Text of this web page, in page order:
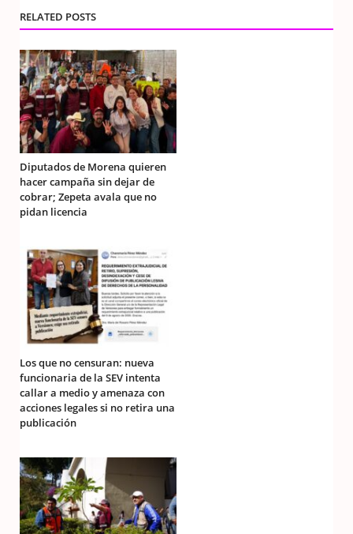
RELATED POSTS
Diputados de Morena quieren
hacer campaña sin dejar de
cobrar; Zepeta avala que no
pidan licencia
Los que no censuran: nueva
funcionaria de la SEV intenta
callar a medio y amenaza con
acciones legales si no retira una
publicación